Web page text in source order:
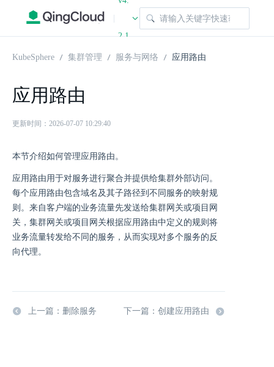
|
2.1
KubeSphere 集群管理 服务与网络 应用路由
应用路由
更新时间：2026-07-07 10:29:40
本节介绍如何管理应用路由。
应用路由用于对服务进行聚合并提供给集群外部访问。
每个应用路由包含域名及其子路径到不同服务的映射规
则。来自客户端的业务流量先发送给集群网关或项目网
关，集群网关或项目网关根据应用路由中定义的规则将
业务流量转发给不同的服务，从而实现对多个服务的反
向代理。
上一篇：删除服务 下一篇：创建应用路由